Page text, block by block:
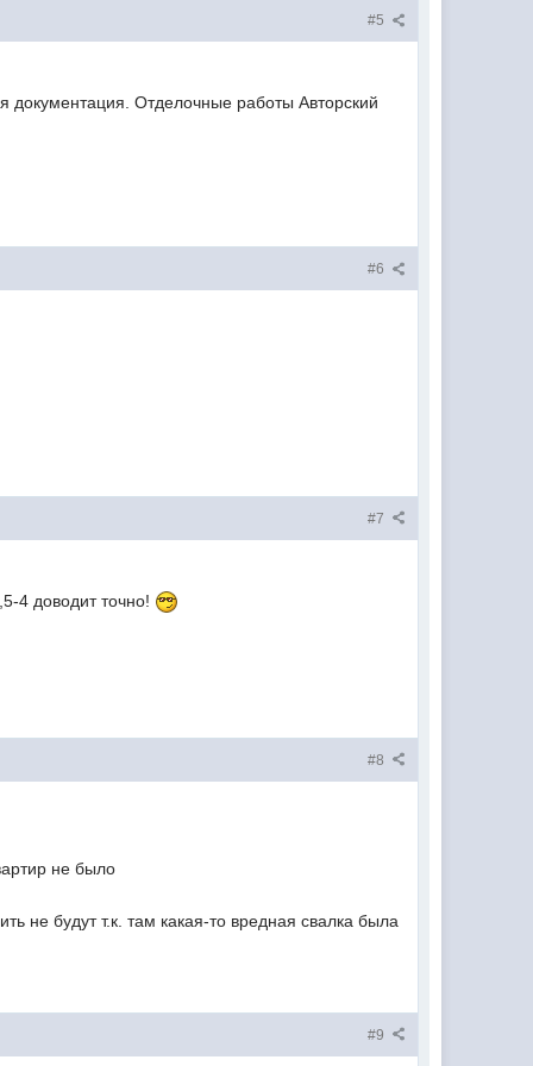
#5
документация. Отделочные работы Авторский
#6
#7
4 доводит точно!
#8
не было
не будут т.к. там какая-то вредная свалка была
#9